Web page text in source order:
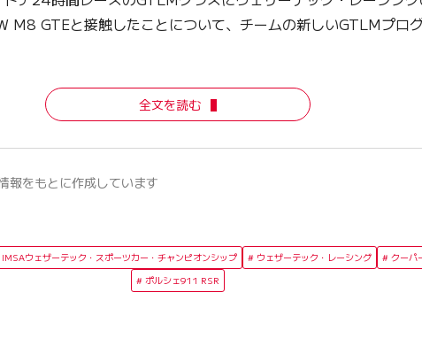
M8 GTEと接触したことについて、チームの新しいGTLMプロ
全文を読む
報をもとに作成しています
IMSAウェザーテック・スポーツカー・チャンピオンシップ ウェザーテック・レーシング クーパ
ポルシェ911 RSR